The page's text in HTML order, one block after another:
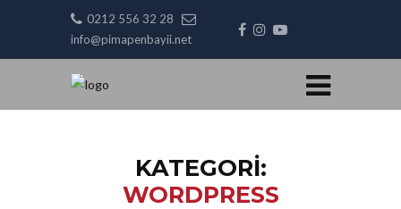
0212 556 32 28
info@pimapenbayii.net
KATEGORI:
WORDPRESS